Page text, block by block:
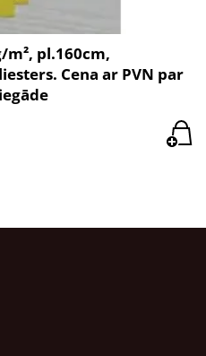
pl.160cm,
Cena ar PVN par